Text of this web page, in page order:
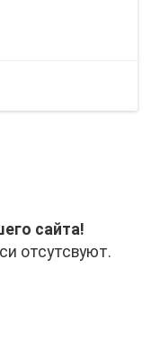
сайта!
отсутсвуют.